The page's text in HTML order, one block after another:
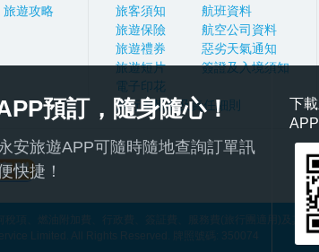
旅遊攻略
旅客須知
旅遊保險
旅遊禮券
旅遊短片
電子印花
航班資料
航空公司資料
惡劣天氣通知
簽證及入境須知
旅行團報名及責任細則
項、燃油附加費、行政費、簽証費、服務費(旅行團適用)及其他
預訂，隨身隨心！
安旅遊APP可隨時隨地查詢訂單訊
快捷！
下
APP